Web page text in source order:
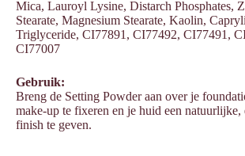
Mica, Lauroyl Lysine, Distarch Phosphates,
Stearate, Magnesium Stearate, Kaolin,
Triglyceride, CI77891, CI77492, CI77491,
CI77007
Gebruik:
Breng de Setting Powder aan over je
make-up te fixeren en je huid een natuurlijke,
finish te geven.